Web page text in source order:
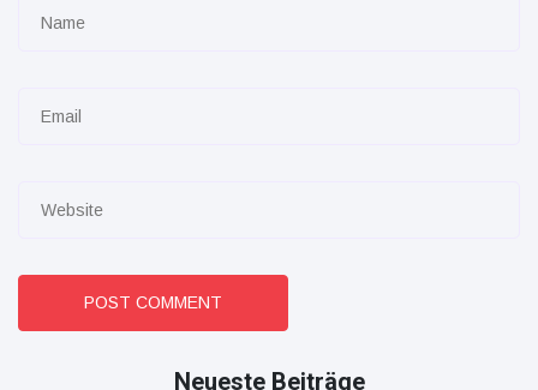
POST COMMENT
Neueste Beiträge